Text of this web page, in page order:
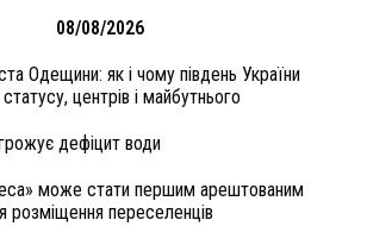
08/08/2026
Одещини: як і чому південь України
центрів і майбутнього
дефіцит води
може стати першим арештованим
розміщення переселенців